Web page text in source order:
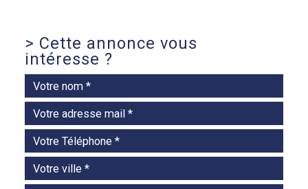
> Cette annonce vous
intéresse ?